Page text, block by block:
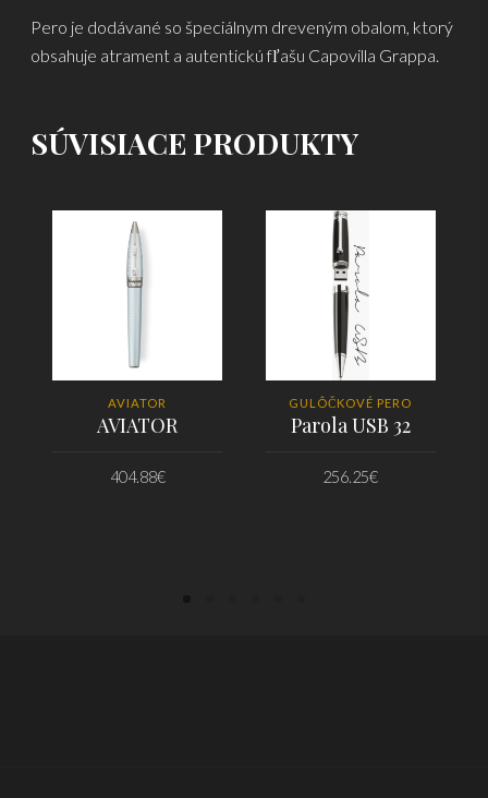
Pero je dodávané so špeciálnym dreveným obalom, ktorý
obsahuje atrament a autentickú fľašu Capovilla Grappa.
SÚVISIACE PRODUKTY
AVIATOR
AVIATOR
404.88€
GULÔČKOVÉ PERO
Parola USB 32
256.25€